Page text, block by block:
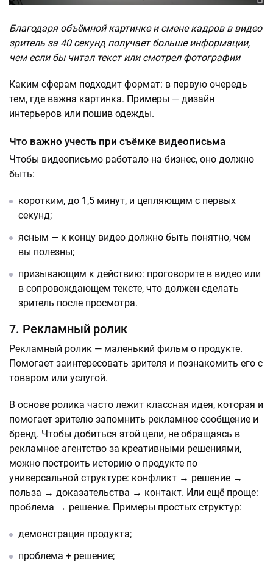
Благодаря объёмной картинке и смене кадров в видео
зритель за 40 секунд получает больше информации,
чем если бы читал текст или смотрел фотографии
Каким сферам подходит формат: в первую очередь
тем, где важна картинка. Примеры — дизайн
интерьеров или пошив одежды.
Что важно учесть при съёмке видеописьма
Чтобы видеописьмо работало на бизнес, оно должно
быть:
коротким, до 1,5 минут, и цепляющим с первых
секунд;
ясным — к концу видео должно быть понятно, чем
вы полезны;
призывающим к действию: проговорите в видео или
в сопровождающем тексте, что должен сделать
зритель после просмотра.
7. Рекламный ролик
Рекламный ролик — маленький фильм о продукте.
Помогает заинтересовать зрителя и познакомить его с
товаром или услугой.
В основе ролика часто лежит классная идея, которая и
помогает зрителю запомнить рекламное сообщение и
бренд. Чтобы добиться этой цели, не обращаясь в
рекламное агентство за креативными решениями,
можно построить историю о продукте по
универсальной структуре: конфликт → решение →
польза → доказательства → контакт. Или ещё проще:
проблема → решение. Примеры простых структур:
демонстрация продукта;
проблема + решение;